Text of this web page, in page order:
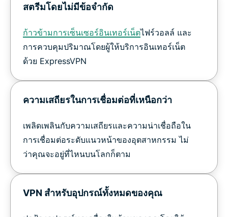
สตรีมโดยไม่มีข้อจำกัด
ก้าวข้ามการเซ็นเซอร์อินเทอร์เน็ตไฟร์วอลล์ และ
การควบคุมปริมาณโดยผู้ให้บริการอินเทอร์เน็ต
ด้วย ExpressVPN
ความเสถียรในการเชื่อมต่อที่เหนือกว่า
เพลิดเพลินกับความเสถียรและความน่าเชื่อถือใน
การเชื่อมต่อระดับแนวหน้าของอุตสาหกรรม ไม่
ว่าคุณจะอยู่ที่ไหนบนโลกก็ตาม
VPN สำหรับอุปกรณ์ทั้งหมดของคุณ